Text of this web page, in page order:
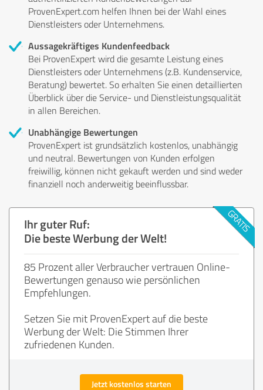
ProvenExpert.com helfen Ihnen bei der Wahl eines
Dienstleisters oder Unternehmens.
Aussagekräftiges Kundenfeedback
Bei ProvenExpert wird die gesamte Leistung eines
Dienstleisters oder Unternehmens (z.B. Kundenservice,
Beratung) bewertet. So erhalten Sie einen detaillierten
Überblick über die Service- und Dienstleistungsqualität
in allen Bereichen.
Unabhängige Bewertungen
ProvenExpert ist grundsätzlich kostenlos, unabhängig
und neutral. Bewertungen von Kunden erfolgen
freiwillig, können nicht gekauft werden und sind weder
finanziell noch anderweitig beeinflussbar.
Ihr guter Ruf:
Die beste Werbung der Welt!
85 Prozent aller Verbraucher vertrauen Online-
Bewertungen genauso wie persönlichen
Empfehlungen.
Setzen Sie mit ProvenExpert auf die beste
Werbung der Welt: Die Stimmen Ihrer
zufriedenen Kunden.
Jetzt kostenlos starten